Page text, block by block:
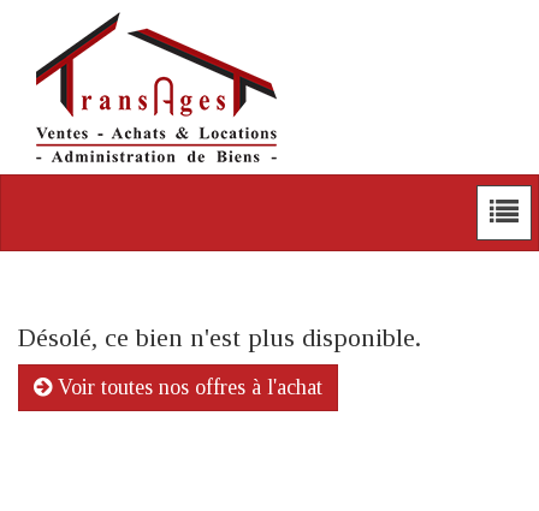
Désolé, ce bien n'est plus disponible.
Voir toutes nos offres à l'achat